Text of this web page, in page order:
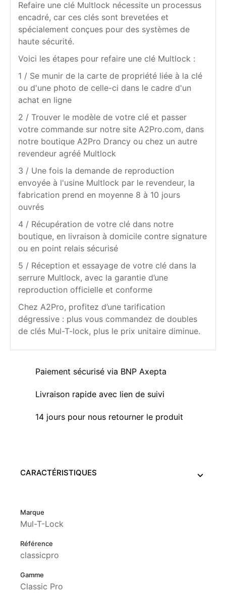
Refaire une clé Multlock nécessite un processus
encadré, car ces clés sont brevetées et
spécialement conçues pour des systèmes de
haute sécurité.
Voici les étapes pour refaire une clé Multlock :
1 / Se munir de la carte de propriété liée à la clé
ou d'une photo de celle-ci dans le cadre d'un
achat en ligne
2 / Trouver le modèle de votre clé et passer
votre commande sur notre site A2Pro.com, dans
notre boutique A2Pro Drancy ou chez un autre
revendeur agréé Multlock
3 / Une fois la demande de reproduction
envoyée à l'usine Multlock par le revendeur, la
fabrication prend en moyenne 8 à 10 jours
ouvrés
4 / Récupération de votre clé dans notre
boutique, en livraison à domicile contre signature
ou en point relais sécurisé
5 / Réception et essayage de votre clé dans la
serrure Multlock, avec la garantie d’une
reproduction officielle et conforme
Chez A2Pro, profitez d’une tarification
dégressive : plus vous commandez de doubles
de clés Mul-T-lock, plus le prix unitaire diminue.
Paiement sécurisé via BNP Axepta
Livraison rapide avec lien de suivi
14 jours pour nous retourner le produit
CARACTÉRISTIQUES
Marque
Mul-T-Lock
Référence
classicpro
Gamme
Classic Pro